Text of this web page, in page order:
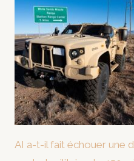
AI a-t-il fait échouer une